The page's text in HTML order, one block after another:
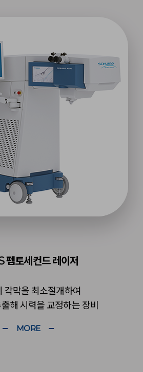
펨토세컨드 레이저
각막을 최소절개하여
해 시력을 교정하는 장비
MORE